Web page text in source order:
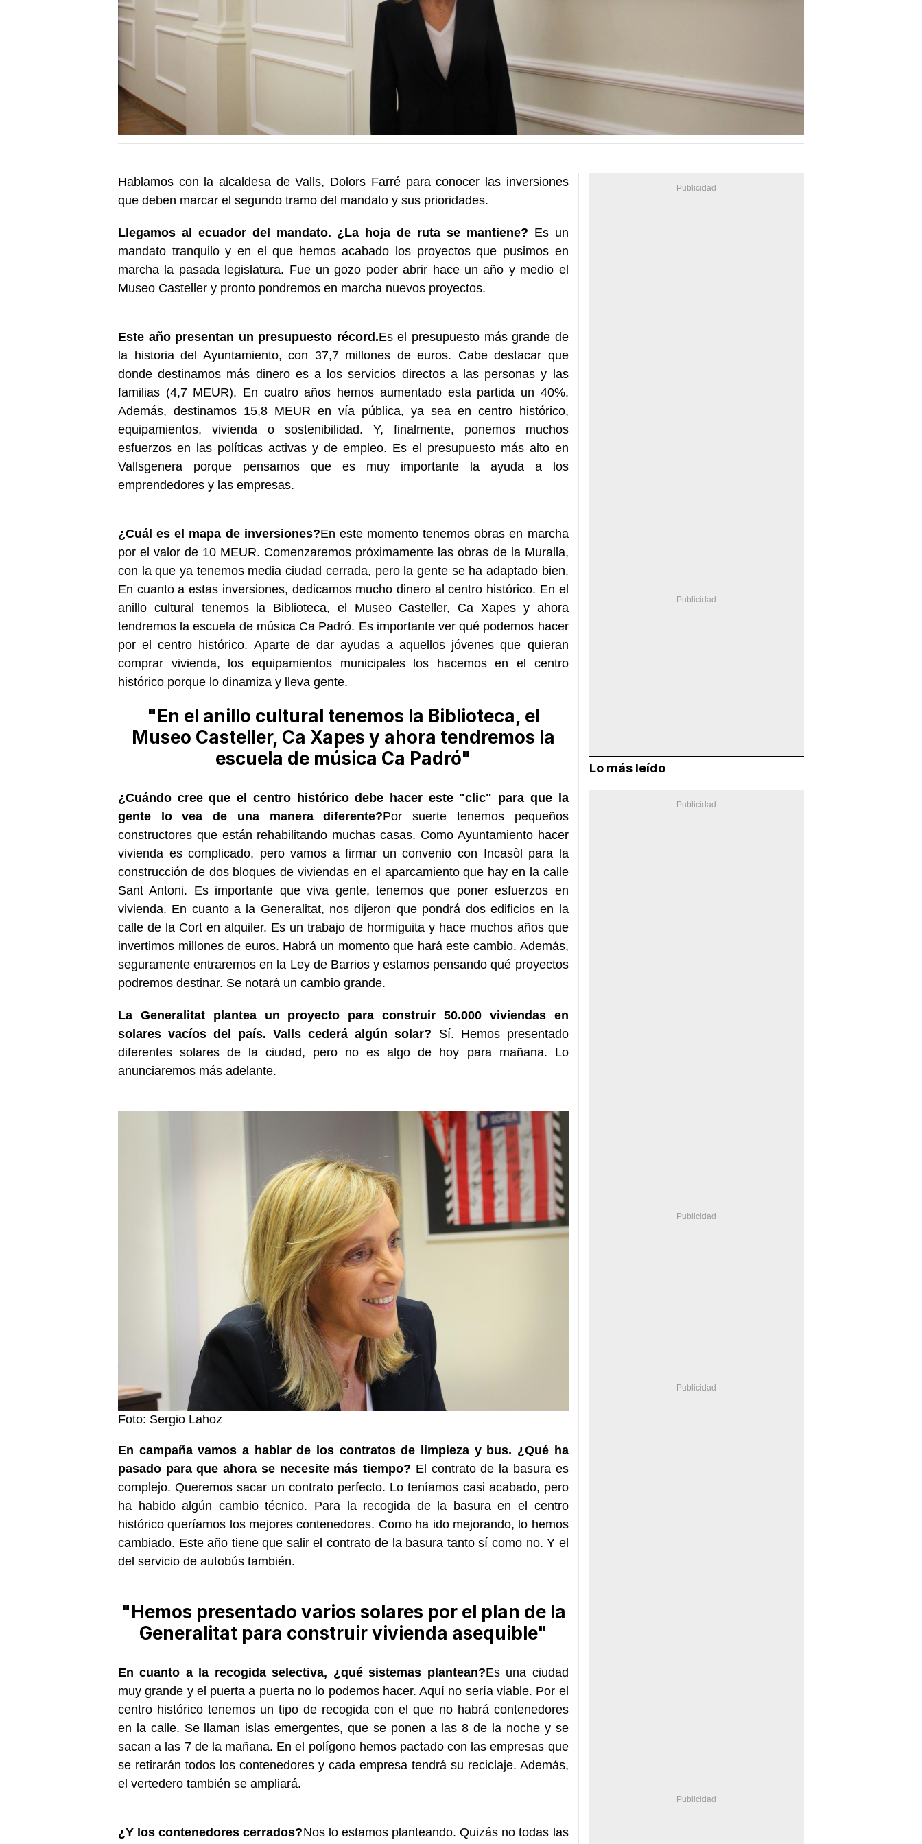
Hablamos con la alcaldesa de Valls, Dolors Farré para conocer las inversiones
que deben marcar el segundo tramo del mandato y sus prioridades.
Llegamos al ecuador del mandato. ¿La hoja de ruta se mantiene? Es un
mandato tranquilo y en el que hemos acabado los proyectos que pusimos en
marcha la pasada legislatura. Fue un gozo poder abrir hace un año y medio el
Museo Casteller y pronto pondremos en marcha nuevos proyectos.
Este año presentan un presupuesto récord.Es el presupuesto más grande de
la historia del Ayuntamiento, con 37,7 millones de euros. Cabe destacar que
donde destinamos más dinero es a los servicios directos a las personas y las
familias (4,7 MEUR). En cuatro años hemos aumentado esta partida un 40%.
Además, destinamos 15,8 MEUR en vía pública, ya sea en centro histórico,
equipamientos, vivienda o sostenibilidad. Y, finalmente, ponemos muchos
esfuerzos en las políticas activas y de empleo. Es el presupuesto más alto en
Vallsgenera porque pensamos que es muy importante la ayuda a los
emprendedores y las empresas.
¿Cuál es el mapa de inversiones?En este momento tenemos obras en marcha
por el valor de 10 MEUR. Comenzaremos próximamente las obras de la Muralla,
con la que ya tenemos media ciudad cerrada, pero la gente se ha adaptado bien.
En cuanto a estas inversiones, dedicamos mucho dinero al centro histórico. En el
anillo cultural tenemos la Biblioteca, el Museo Casteller, Ca Xapes y ahora
tendremos la escuela de música Ca Padró. Es importante ver qué podemos hacer
por el centro histórico. Aparte de dar ayudas a aquellos jóvenes que quieran
comprar vivienda, los equipamientos municipales los hacemos en el centro
histórico porque lo dinamiza y lleva gente.
"En el anillo cultural tenemos la Biblioteca, el
Museo Casteller, Ca Xapes y ahora tendremos la
escuela de música Ca Padró"
¿Cuándo cree que el centro histórico debe hacer este "clic" para que la
gente lo vea de una manera diferente?Por suerte tenemos pequeños
constructores que están rehabilitando muchas casas. Como Ayuntamiento hacer
vivienda es complicado, pero vamos a firmar un convenio con Incasòl para la
construcción de dos bloques de viviendas en el aparcamiento que hay en la calle
Sant Antoni. Es importante que viva gente, tenemos que poner esfuerzos en
vivienda. En cuanto a la Generalitat, nos dijeron que pondrá dos edificios en la
calle de la Cort en alquiler. Es un trabajo de hormiguita y hace muchos años que
invertimos millones de euros. Habrá un momento que hará este cambio. Además,
seguramente entraremos en la Ley de Barrios y estamos pensando qué proyectos
podremos destinar. Se notará un cambio grande.
La Generalitat plantea un proyecto para construir 50.000 viviendas en
solares vacíos del país. Valls cederá algún solar? Sí. Hemos presentado
diferentes solares de la ciudad, pero no es algo de hoy para mañana. Lo
anunciaremos más adelante.
Foto: Sergio Lahoz
En campaña vamos a hablar de los contratos de limpieza y bus. ¿Qué ha
pasado para que ahora se necesite más tiempo? El contrato de la basura es
complejo. Queremos sacar un contrato perfecto. Lo teníamos casi acabado, pero
ha habido algún cambio técnico. Para la recogida de la basura en el centro
histórico queríamos los mejores contenedores. Como ha ido mejorando, lo hemos
cambiado. Este año tiene que salir el contrato de la basura tanto sí como no. Y el
del servicio de autobús también.
"Hemos presentado varios solares por el plan de la
Generalitat para construir vivienda asequible"
En cuanto a la recogida selectiva, ¿qué sistemas plantean?Es una ciudad
muy grande y el puerta a puerta no lo podemos hacer. Aquí no sería viable. Por el
centro histórico tenemos un tipo de recogida con el que no habrá contenedores
en la calle. Se llaman islas emergentes, que se ponen a las 8 de la noche y se
sacan a las 7 de la mañana. En el polígono hemos pactado con las empresas que
se retirarán todos los contenedores y cada empresa tendrá su reciclaje. Además,
el vertedero también se ampliará.
¿Y los contenedores cerrados?Nos lo estamos planteando. Quizás no todas las
Lo más leído